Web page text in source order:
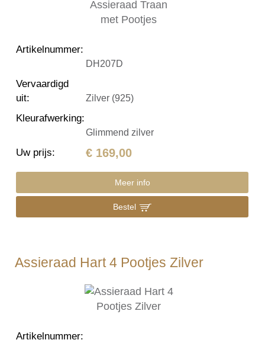
Artikelnummer:
DH207D
Vervaardigd
uit: Zilver (925)
Kleurafwerking:
Glimmend zilver
Uw prijs: € 169,00
Meer info
Bestel
Assieraad Hart 4 Pootjes Zilver
Artikelnummer: